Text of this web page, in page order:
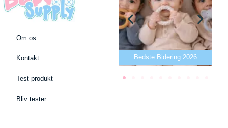
Om os
Kontakt
Test produkt
Bliv tester
Bedste puslepude 2026 Bedste Bidering 2026